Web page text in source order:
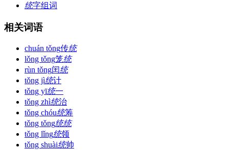
统字组词
相关词语
chuán tǒng传统
lǒng tǒng笼统
rùn tǒng闰统
tǒng jì统计
tǒng yī统一
tǒng zhì统治
tǒng chóu统筹
tǒng tǒng统统
tǒng lǐng统领
tǒng shuài统帅